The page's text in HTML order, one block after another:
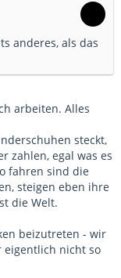
anderes, als das
arbeiten. Alles
steckt,
zahlen, egal was es
fahren sind die
steigen eben ihre
die Welt.
beizutreten - wir
nicht so